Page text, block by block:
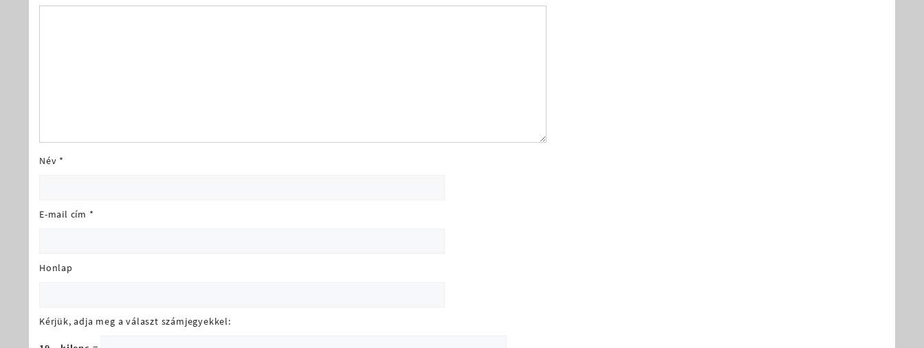
Név *
E-mail cím *
Honlap
Kérjük, adja meg a választ számjegyekkel: